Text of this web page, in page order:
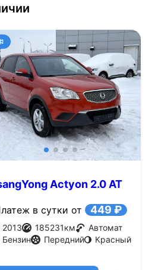
Actyon 2.0 AT
в сутки от 449 ₽
2013 185231км
Автомат
Бензин
Передний Красный